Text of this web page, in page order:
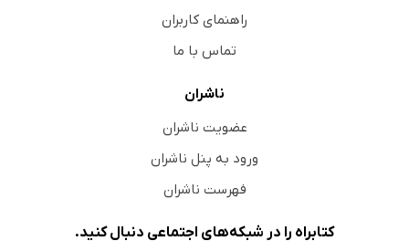
راهنمای کاربران
تماس با ما
ناشران
عضویت ناشران
ورود به پنل ناشران
فهرست ناشران
کتابراه را در شبکه‌های اجتماعی دنبال کنید.